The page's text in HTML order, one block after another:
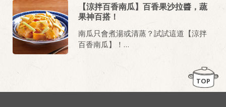
【涼拌百香南瓜】百香果沙拉醬，蔬
果神百搭！
南瓜只會煮湯或清蒸？試試這道【涼拌
百香南瓜】！
滑順細緻的質地，完美結
合百香果的酸與南瓜的甜，讓口感從單
一風味昇華為豐富的果香層次，製作過
TOP